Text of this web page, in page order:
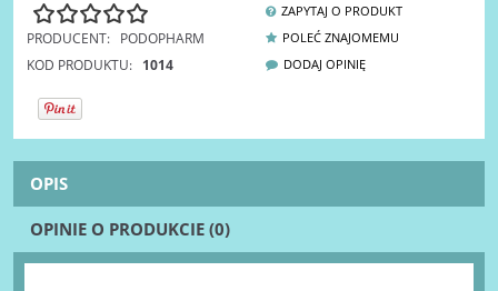
PRODUCENT: PODOPHARM
KOD PRODUKTU: 1014
ZAPYTAJ O PRODUKT
POLEĆ ZNAJOMEMU
DODAJ OPINIĘ
OPIS
OPINIE O PRODUKCIE (0)